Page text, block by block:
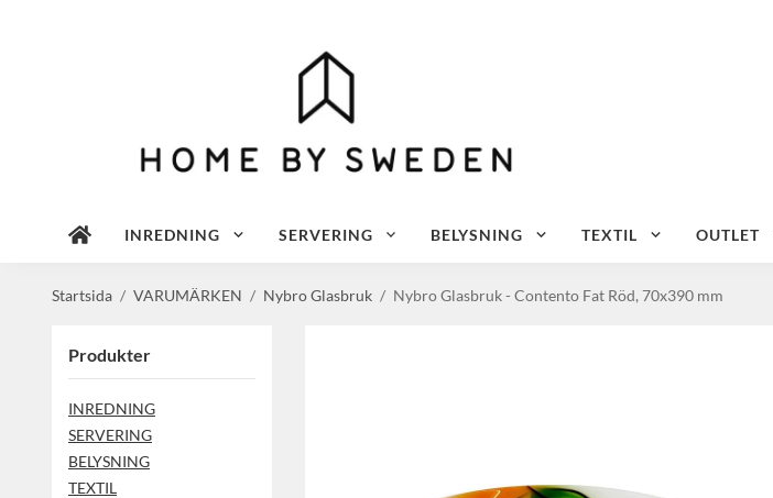
INREDNING SERVERING BELYSNING TEXTIL OUTLET
Startsida / VARUMÄRKEN / Nybro Glasbruk / Nybro Glasbruk - Contento Fat Röd, 70x390 mm
Produkter
INREDNING
SERVERING
BELYSNING
TEXTIL